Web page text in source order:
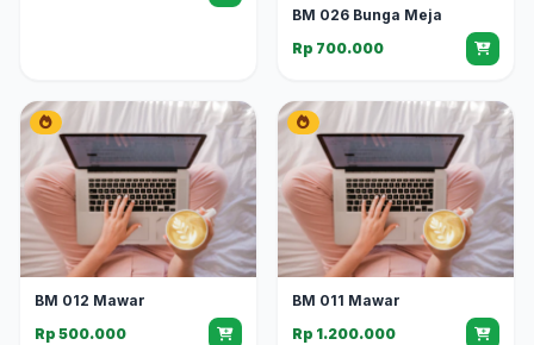
BM 026 Bunga Meja
Rp 700.000
BM 012 Mawar
Rp 500.000
BM 011 Mawar
Rp 1.200.000